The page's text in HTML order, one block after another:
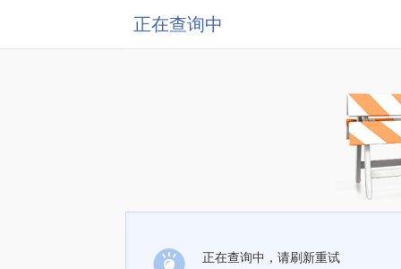
正在查询中
正在查询中，请刷新重试